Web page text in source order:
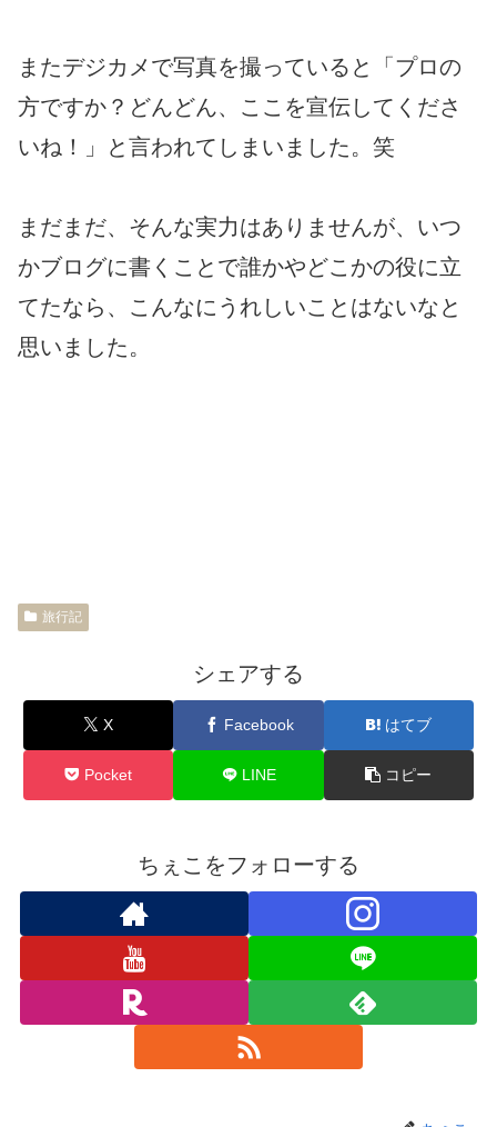
またデジカメで写真を撮っていると「プロの
方ですか？どんどん、ここを宣伝してくださ
いね！」と言われてしまいました。笑
まだまだ、そんな実力はありませんが、いつ
かブログに書くことで誰かやどこかの役に立
てたなら、こんなにうれしいことはないなと
思いました。
旅行記
シェアする
X Facebook はてブ
Pocket LINE コピー
ちぇこをフォローする